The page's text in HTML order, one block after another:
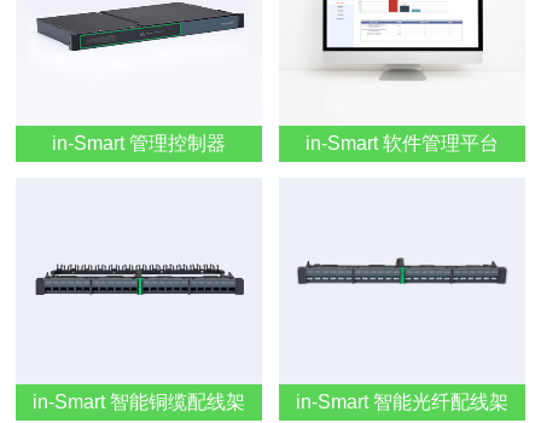
in-Smart 管理控制器 in-Smart 软件管理平台
in-Smart 智能铜缆配线架 in-Smart 智能光纤配线架